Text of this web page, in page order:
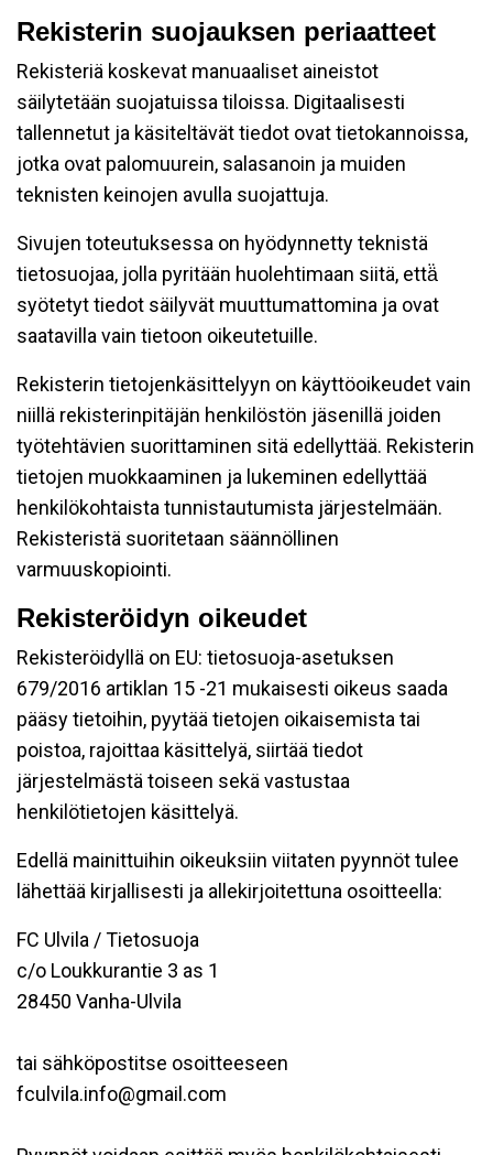
Rekisterin suojauksen periaatteet
Rekisteriä koskevat manuaaliset aineistot
säilytetään suojatuissa tiloissa. Digitaalisesti
tallennetut ja käsiteltävät tiedot ovat tietokannoissa,
jotka ovat palomuurein, salasanoin ja muiden
teknisten keinojen avulla suojattuja.
Sivujen toteutuksessa on hyödynnetty teknistä
tietosuojaa, jolla pyritään huolehtimaan siitä, että̈
syötetyt tiedot säilyvät muuttumattomina ja ovat
saatavilla vain tietoon oikeutetuille.
Rekisterin tietojenkäsittelyyn on käyttöoikeudet vain
niillä rekisterinpitäjän henkilöstön jäsenillä joiden
työtehtävien suorittaminen sitä edellyttää. Rekisterin
tietojen muokkaaminen ja lukeminen edellyttää
henkilökohtaista tunnistautumista järjestelmään.
Rekisteristä suoritetaan säännöllinen
varmuuskopiointi.
Rekisteröidyn oikeudet
Rekisteröidyllä on EU: tietosuoja-asetuksen
679/2016 artiklan 15 -21 mukaisesti oikeus saada
pääsy tietoihin, pyytää tietojen oikaisemista tai
poistoa, rajoittaa käsittelyä, siirtää tiedot
järjestelmästä toiseen sekä vastustaa
henkilötietojen käsittelyä.
Edellä mainittuihin oikeuksiin viitaten pyynnöt tulee
lähettää kirjallisesti ja allekirjoitettuna osoitteella:
FC Ulvila / Tietosuoja
c/o Loukkurantie 3 as 1
28450 Vanha-Ulvila
tai sähköpostitse osoitteeseen
fculvila.info@gmail.com